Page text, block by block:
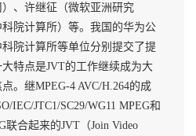
、许继征（微软亚洲研究
院计算所）等。我国的华为公
院计算所等单位分别提交了提
特点是JVT的工作继续成为大
。继MPEG-4 AVC/H.264的成
IEC/JTC1/SC29/WG11 MPEG和
联合起来的JVT（Join Video